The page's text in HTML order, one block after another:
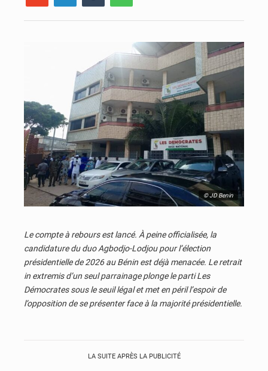
© JD Benin
Le compte à rebours est lancé. À peine officialisée, la
candidature du duo Agbodjo-Lodjou pour l’élection
présidentielle de 2026 au Bénin est déjà menacée. Le retrait
in extremis d’un seul parrainage plonge le parti Les
Démocrates sous le seuil légal et met en péril l’espoir de
l’opposition de se présenter face à la majorité présidentielle.
LA SUITE APRÈS LA PUBLICITÉ